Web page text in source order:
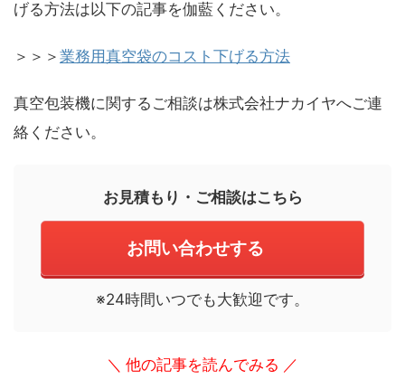
げる方法は以下の記事を伽藍ください。
＞＞＞ 業務用真空袋のコスト下げる方法
真空包装機に関するご相談は株式会社ナカイヤへご連
絡ください。
お見積もり・ご相談はこちら
お問い合わせする
※24時間いつでも大歓迎です。
＼ 他の記事を読んでみる ／